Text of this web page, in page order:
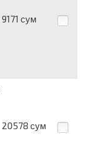
9171 сум
20578 сум